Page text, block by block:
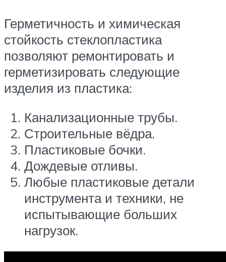
Герметичность и химическая
стойкость стеклопластика
позволяют ремонтировать и
герметизировать следующие
изделия из пластика:
Канализационные трубы.
Строительные вёдра.
Пластиковые бочки.
Дождевые отливы.
Любые пластиковые детали
инструмента и техники, не
испытывающие больших
нагрузок.